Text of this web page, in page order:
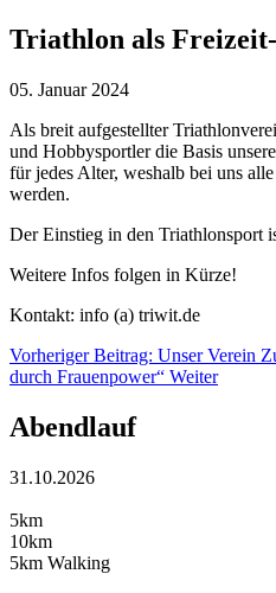
Triathlon als
05. Januar 2024
Als breit aufgestellter
und Hobbysportler die Basis
für jedes Alter, weshalb bei uns
werden.
Der Einstieg in den Triathlonsport
Weitere Infos folgen in Kürze!
Kontakt: info (a) triwit.de
Vorheriger Beitrag: Unser Verein
durch Frauenpower“ Weiter
Abendlauf
31.10.2026
5km
10km
5km Walking